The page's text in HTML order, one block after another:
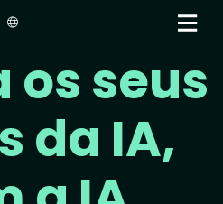
content
os seus
da IA,